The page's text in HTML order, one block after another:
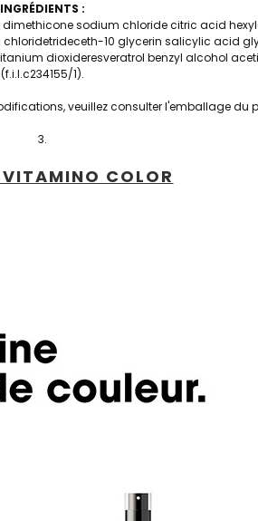
INGRÉDIENTS :
sodium chloride citric acid
10 glycerin salicylic acid
dioxideresveratrol benzyl alcohol
(f.i.l.c234155/1).
veuillez consulter l'emballage du
COLOR